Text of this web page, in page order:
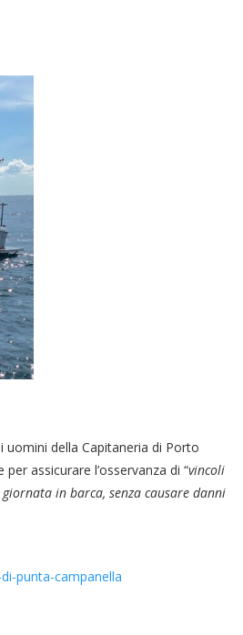
uomini della Capitaneria di Porto
assicurare l’osservanza di “vincoli
in barca, senza causare danni
punta-campanella
“La Grazia” di Sorrentino
da Milvia Marigliano
respiro del mare”, personale
Nuova tanker in acciaio inox
Una barca entra nel Fiordo di
tra le pagine”, prestito
“La Grazia” di Sorrentino
da Milvia Marigliano